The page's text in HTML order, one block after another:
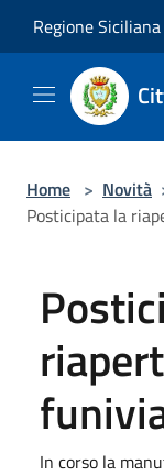
Regione Siciliana
Home > Novità
Posticipata la
In corso la